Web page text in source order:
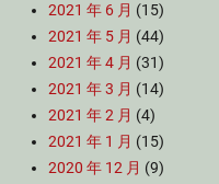
2021 年 6 月 (15)
2021 年 5 月 (44)
2021 年 4 月 (31)
2021 年 3 月 (14)
2021 年 2 月 (4)
2021 年 1 月 (15)
2020 年 12 月 (9)